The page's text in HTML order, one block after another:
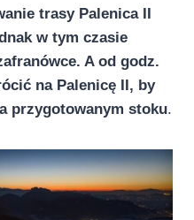
trasy Palenica II
w tym czasie
A od godz.
na Palenicę II, by
przygotowanym stoku.